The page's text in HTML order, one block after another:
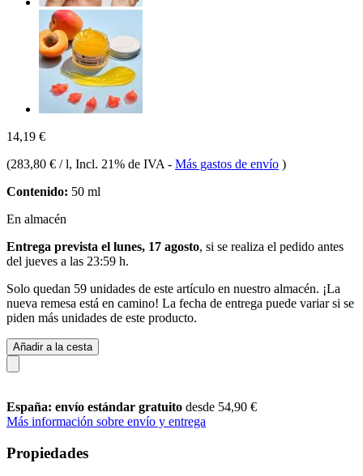
14,19 €
(283,80 € / l, Incl. 21% de IVA - Más gastos de envío )
Contenido: 50 ml
En almacén
Entrega prevista el lunes, 17 agosto, si se realiza el pedido antes
del jueves a las 23:59 h.
Solo quedan 59 unidades de este artículo en nuestro almacén. ¡La
nueva remesa está en camino! La fecha de entrega puede variar si se
piden más unidades de este producto.
Añadir a la cesta
España: envío estándar gratuito desde 54,90 €
Más información sobre envío y entrega
Propiedades